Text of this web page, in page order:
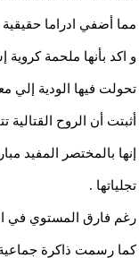
مما أضفي ادراما حقيقية
و اكد بأنها ملحمة كروية
تحولت فيها الودية إلي
أثبتت أن الروح القتالية
إنها بالمختصر المفيد
تجلياتها .
رغم فارق المستوي في
كما رسمت ذاكرة جماعية